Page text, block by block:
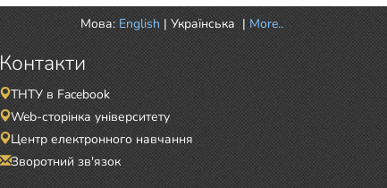
Мова: English |Українська | More..
Контакти
ТНТУ в Facebook
Web-сторінка університету
Центр електронного навчання
Зворотний зв'язок